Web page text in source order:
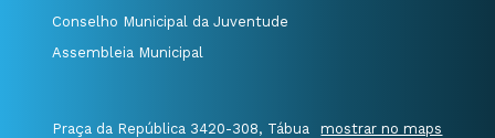
Conselho Municipal da Juventude
Assembleia Municipal
Praça da República 3420-308, Tábua mostrar no maps